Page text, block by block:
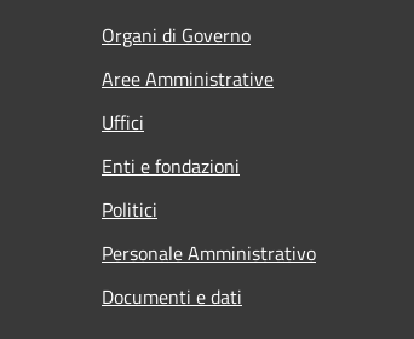
Organi di Governo
Aree Amministrative
Uffici
Enti e fondazioni
Politici
Personale Amministrativo
Documenti e dati